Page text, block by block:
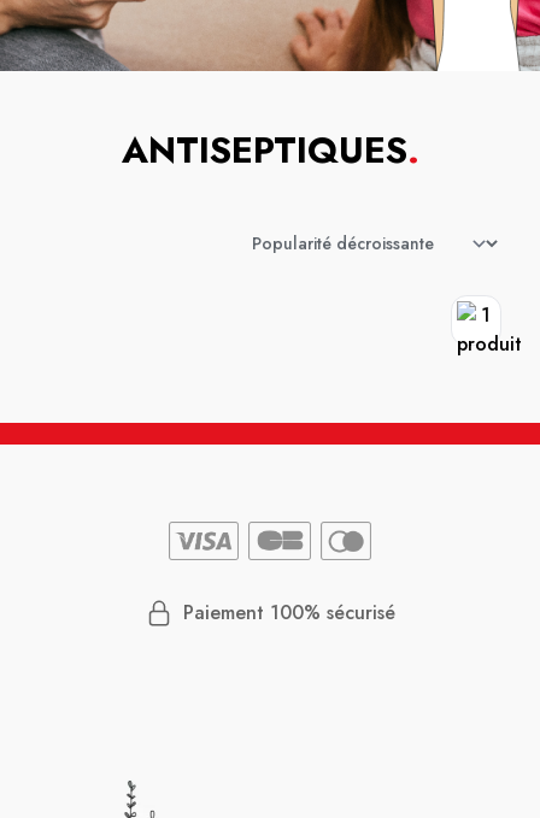
ANTISEPTIQUES.
Paiement 100% sécurisé